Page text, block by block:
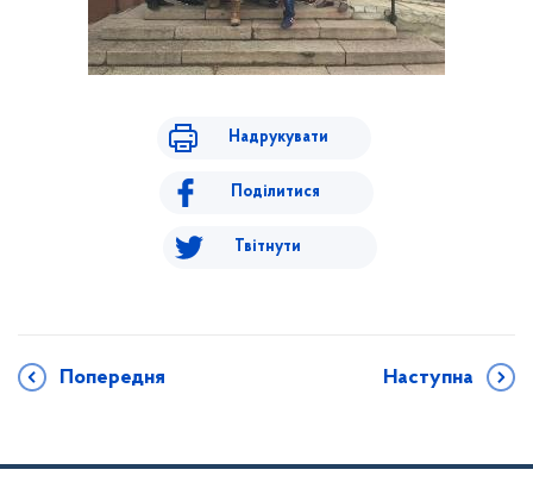
Надрукувати
Поділитися
Твітнути
Попередня Наступна